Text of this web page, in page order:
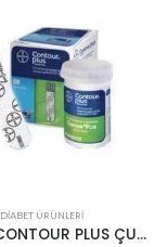
DIABET ÜRÜNLERI
DİABET CONTOUR PLUS ÇUBUK 50’LİK